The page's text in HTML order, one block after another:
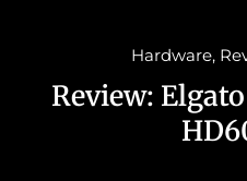
Hardware,
Review: